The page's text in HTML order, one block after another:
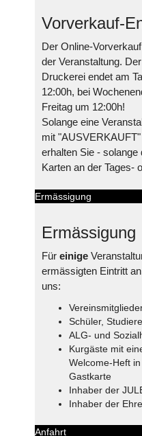
Vorverkauf-
Der Online-
der Veranstaltung.
Druckerei endet am
12:00h, bei
Freitag um 12:00h!
Solange eine
mit
erhalten Sie - solange
Karten an der Tages-
Ermässigung
Ermässigung
Für einige
ermässigten Eintritt
uns:
Schüler,
ALG- und
Kurgäste mit
Welcome-Heft
Gastkarte
Inhaber der
Inhaber der
Anfahrt